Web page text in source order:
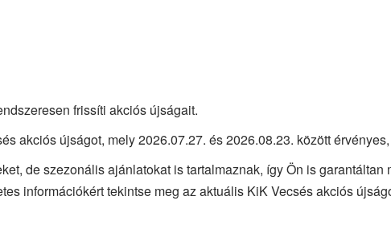
frissíti akciós újságait.
akciós újságot, mely 2026.07.27. és 2026.08.23. között
de szezonális ajánlatokat is tartalmaznak, így Ön is
információkért tekintse meg az aktuális KiK Vecsés akciós